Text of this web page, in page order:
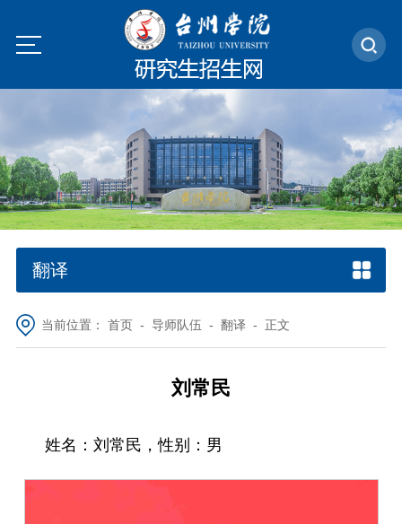
翻译
当前位置： 首页- 导师队伍 - 翻译 - 正文
刘常民
姓名： 刘常民 ，性别： 男